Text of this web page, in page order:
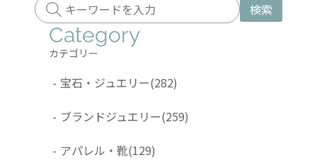
検索
Category
カテゴリー
- 宝石・ジュエリー(282)
- ブランドジュエリー(259)
- アパレル・靴(129)